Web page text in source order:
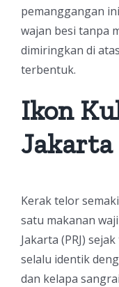
pemanggangan
wajan besi tanpa
dimiringkan di
terbentuk.
Ikon
Jakarta
Kerak telor
satu makanan
Jakarta (PRJ)
selalu identik
dan kelapa